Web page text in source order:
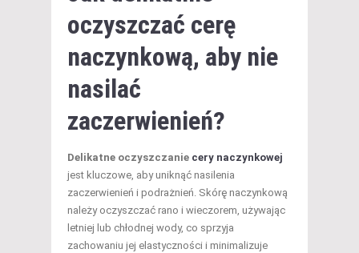
oczyszczać cerę
naczynkową, aby nie
nasilać
zaczerwienień?
Delikatne oczyszczanie cery naczynkowej
jest kluczowe, aby uniknąć nasilenia
zaczerwienień i podrażnień. Skórę naczynkową
należy oczyszczać rano i wieczorem, używając
letniej lub chłodnej wody, co sprzyja
zachowaniu jej elastyczności i minimalizuje